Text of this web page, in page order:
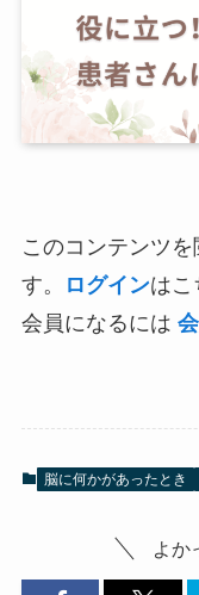
このコンテンツ
す。
ログインはこ
会員になるには
脳に何かがあったとき
よか